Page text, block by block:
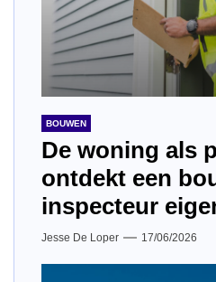
BOUWEN
De woning als
ontdekt een
inspecteur
Jesse De Loper 17/06/2026